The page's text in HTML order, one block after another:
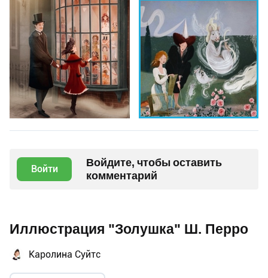
Войти
Войдите, чтобы оставить
комментарий
Иллюстрация "Золушка" Ш. Перро
Каролина Суйтс